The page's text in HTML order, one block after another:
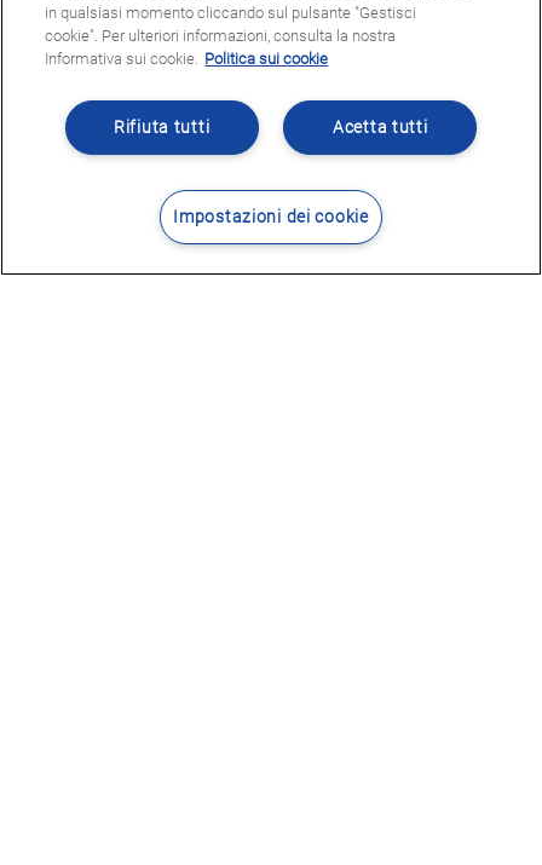
in qualsiasi momento cliccando sul pulsante "Gestisci
cookie". Per ulteriori informazioni, consulta la nostra
Informativa sui cookie. Politica sui cookie
Acetta tutti
Rifiuta tutti
Impostazioni dei cookie